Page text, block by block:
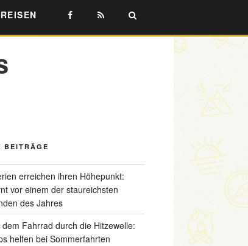
BEITRÄGE
erreichen ihren Höhepunkt:
vor einem der staureichsten
des Jahres
Fahrrad durch die Hitzewelle:
helfen bei Sommerfahrten